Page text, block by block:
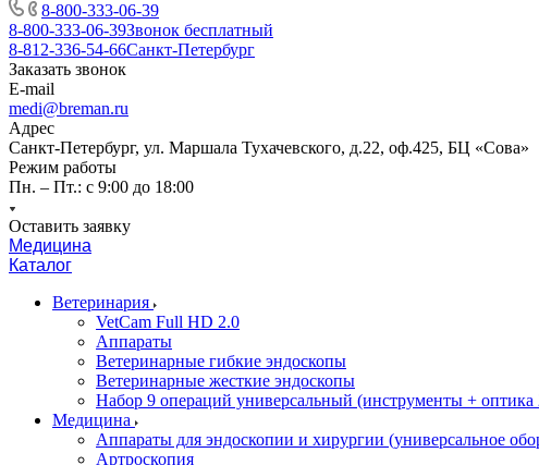
8-800-333-06-39
8-800-333-06-39Звонок бесплатный
8-812-336-54-66Санкт-Петербург
Заказать звонок
E-mail
medi@breman.ru
Адрес
Санкт-Петербург, ул. Маршала Тухачевского, д.22, оф.425, БЦ «Сова»
Режим работы
Пн. – Пт.: с 9:00 до 18:00
Оставить заявку
Медицина
Каталог
Ветеринария
VetCam Full HD 2.0
Аппараты
Ветеринарные гибкие эндоскопы
Ветеринарные жесткие эндоскопы
Набор 9 операций универсальный (инструменты + оптика
Медицина
Аппараты для эндоскопии и хирургии (универсальное
Артроскопия